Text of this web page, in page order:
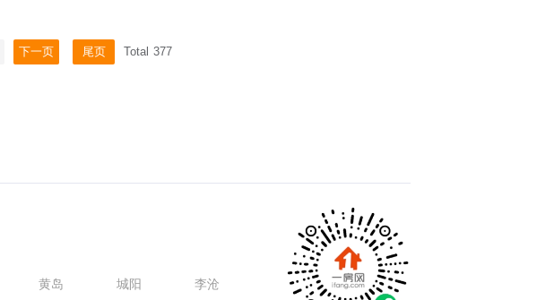
下一页 尾页 Total 377
黄岛 城阳
李沧